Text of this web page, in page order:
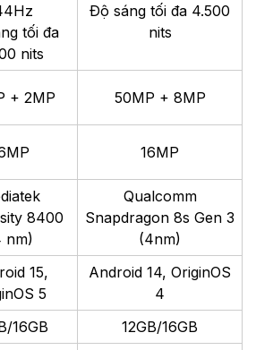
tối đa
nits
Độ sáng tối đa 4.500
nits
+ 2MP 50MP + 8MP
16MP
8400
nm)
Qualcomm
Snapdragon 8s Gen 3
(4nm)
15,
5
Android 14, OriginOS
4
16GB
12GB/16GB